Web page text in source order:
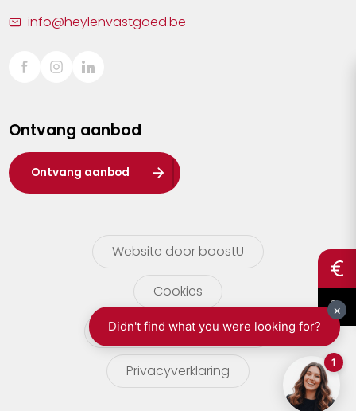
Sint-Truiden
Waasland
Wuustwezel
Zoersel
info@heylenvastgoed.be
Ontvang aanbod
Ontvang aanbod
Website door boostU
Cookies
gebruikersvoorwaarden
Privacyverklaring